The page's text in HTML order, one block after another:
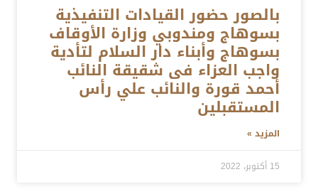
بالصور حضور القيادات التنفيذية
بسوهاج ومندوبي وزارة الأوقاف
بسوهاج وأبناء دار السلام لتأدية
واجب العزاء فى شقيقة النائب
أحمد قورة والنائب علي رأس
المستقبلين
المزيد »
15 أكتوبر، 2022